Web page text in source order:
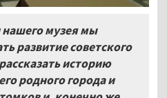
нашего музея мы
развитие советского
историю
родного города и